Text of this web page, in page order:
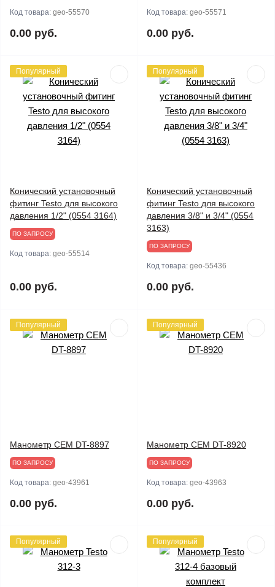
Код товара: geo-55570
0.00 руб.
Код товара: geo-55571
0.00 руб.
Популярный
Конический установочный
фитинг Testo для высокого
давления 1/2" (0554 3164)
ПО ЗАПРОСУ
Код товара: geo-55514
0.00 руб.
Популярный
Конический установочный
фитинг Testo для высокого
давления 3/8" и 3/4" (0554
3163)
ПО ЗАПРОСУ
Код товара: geo-55436
0.00 руб.
Популярный
Манометр CEM DT-8897
ПО ЗАПРОСУ
Код товара: geo-43961
0.00 руб.
Популярный
Манометр CEM DT-8920
ПО ЗАПРОСУ
Код товара: geo-43963
0.00 руб.
Популярный Популярный